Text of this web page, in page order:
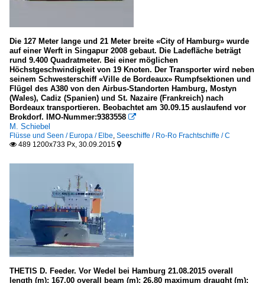
Die 127 Meter lange und 21 Meter breite «City of Hamburg» wurde
auf einer Werft in Singapur 2008 gebaut. Die Ladefläche beträgt
rund 9.400 Quadratmeter. Bei einer möglichen
Höchstgeschwindigkeit von 19 Knoten. Der Transporter wird neben
seinem Schwesterschiff «Ville de Bordeaux» Rumpfsektionen und
Flügel des A380 von den Airbus-Standorten Hamburg, Mostyn
(Wales), Cadiz (Spanien) und St. Nazaire (Frankreich) nach
Bordeaux transportieren. Beobachtet am 30.09.15 auslaufend vor
Brokdorf. IMO-Nummer:9383558 
M. Schiebel
Flüsse und Seen / Europa / Elbe, Seeschiffe / Ro-Ro Frachtschiffe / C
 489 1200x733 Px, 30.09.2015 
THETIS D. Feeder. Vor Wedel bei Hamburg 21.08.2015 overall
length (m): 167,00 overall beam (m): 26,80 maximum draught (m):